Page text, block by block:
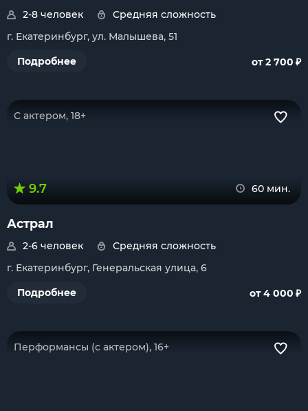
2-8 человек
Средняя сложность
г. Екатеринбург, ул. Малышева, 51
Подробнее
от 2 700 ₽
С актером, 18+
9.7 60 мин.
Астрал
2-6 человек
Средняя сложность
г. Екатеринбург, Генеральская улица, 6
Подробнее
от 4 000 ₽
Перформансы (с актером), 16+